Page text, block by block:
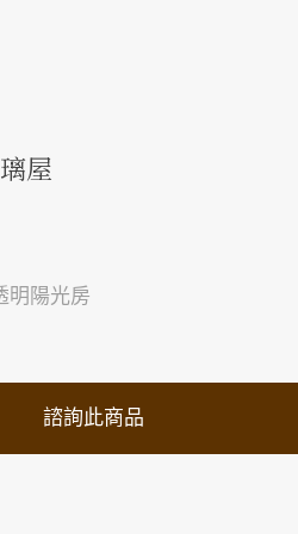
屋
明陽光房
諮詢此商品